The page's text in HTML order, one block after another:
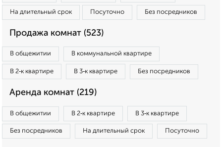
На длительный срок Посуточно Без посредников
Продажа комнат (523)
В общежитии В коммунальной квартире
В 2‑к квартире В 3‑к квартире Без посредников
Аренда комнат (219)
В общежитии В 2‑к квартире В 3‑к квартире
Без посредников На длительный срок Посуточно